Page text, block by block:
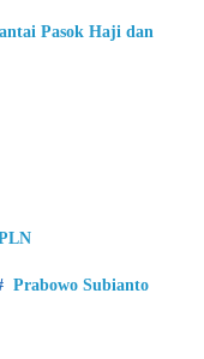
Pasok Haji dan
Prabowo Subianto